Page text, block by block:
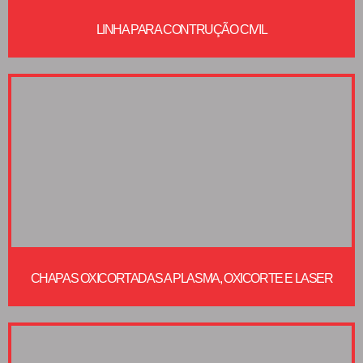
LINHA PARA CONTRUÇÃO CIVIL
CHAPAS OXICORTADAS A PLASMA, OXICORTE E LASER